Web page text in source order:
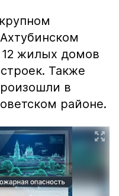
12 жилых домов
Также
в
районе.